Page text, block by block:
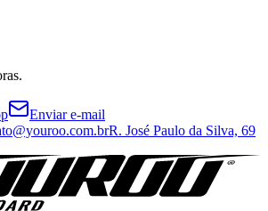
Enviar e-mail
R. José Paulo da Silva, 69